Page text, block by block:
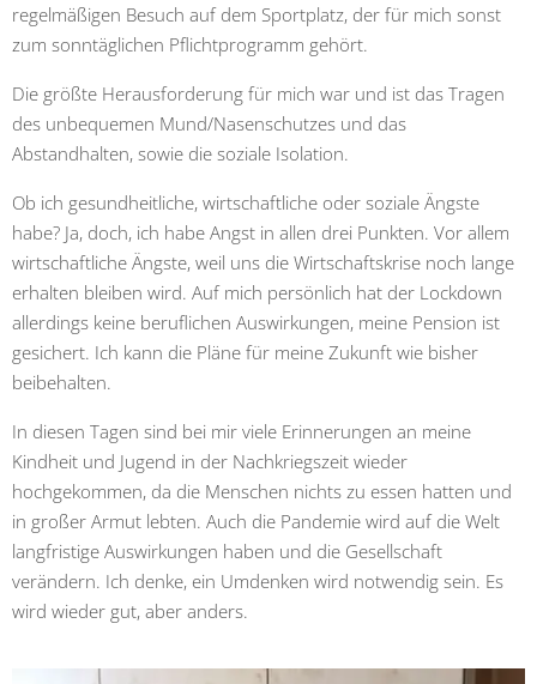
regelmäßigen Besuch auf dem Sportplatz, der für mich sonst
zum sonntäglichen Pflichtprogramm gehört.
Die größte Herausforderung für mich war und ist das Tragen
des unbequemen Mund/Nasenschutzes und das
Abstandhalten, sowie die soziale Isolation.
Ob ich gesundheitliche, wirtschaftliche oder soziale Ängste
habe? Ja, doch, ich habe Angst in allen drei Punkten. Vor allem
wirtschaftliche Ängste, weil uns die Wirtschaftskrise noch lange
erhalten bleiben wird. Auf mich persönlich hat der Lockdown
allerdings keine beruflichen Auswirkungen, meine Pension ist
gesichert. Ich kann die Pläne für meine Zukunft wie bisher
beibehalten.
In diesen Tagen sind bei mir viele Erinnerungen an meine
Kindheit und Jugend in der Nachkriegszeit wieder
hochgekommen, da die Menschen nichts zu essen hatten und
in großer Armut lebten. Auch die Pandemie wird auf die Welt
langfristige Auswirkungen haben und die Gesellschaft
verändern. Ich denke, ein Umdenken wird notwendig sein. Es
wird wieder gut, aber anders.